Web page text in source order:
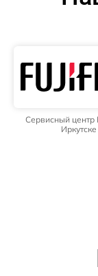
Сервисный центр
Иркутске